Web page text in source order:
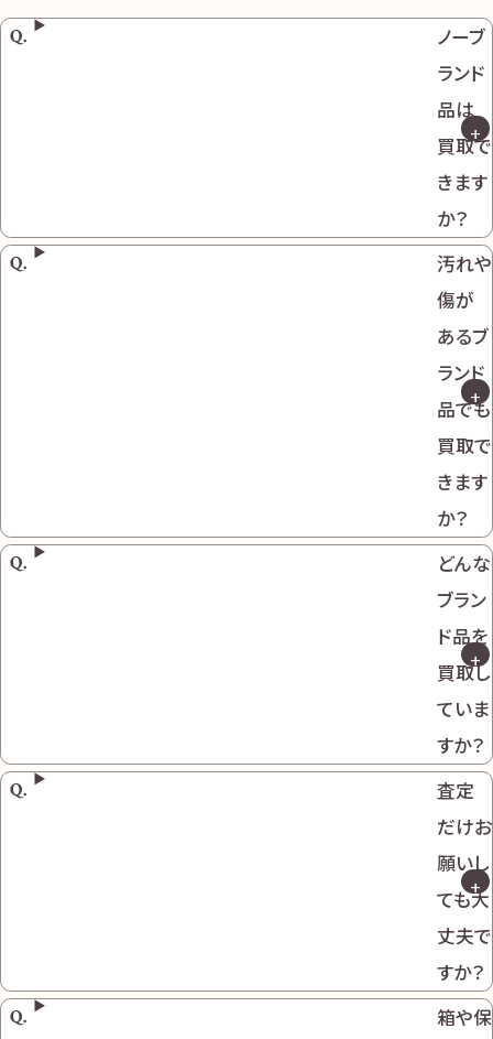
ノーブ
ランド
品は
買取で
きます
か？
汚れや
傷が
あるブ
ランド
品でも
買取で
きます
か？
どんな
ブラン
ド品を
買取し
ていま
すか？
査定
だけお
願いし
ても大
丈夫で
すか？
箱や保